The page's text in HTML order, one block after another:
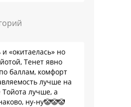
и «окитаелась» но
Тенет явно
баллам, комфорт
лучше на
лучше, а
ну-ну🤡🤡🤡